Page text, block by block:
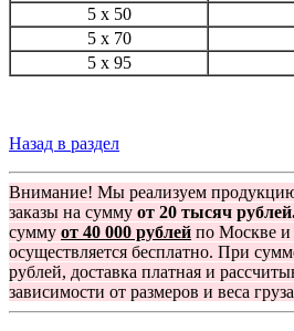
5 х 50
5 х 70
5 х 95
Назад в раздел
Внимание! Мы реализуем
заказы на сумму от 20 тысяч
сумму от 40 000 рублей по Москве
осуществляется бесплатно. При
рублей, доставка платная и
зависимости от размеров и веса